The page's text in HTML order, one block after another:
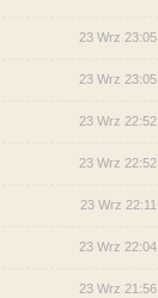
23 Wrz 23:05
23 Wrz 23:05
23 Wrz 22:52
23 Wrz 22:52
23 Wrz 22:11
23 Wrz 22:04
23 Wrz 21:56